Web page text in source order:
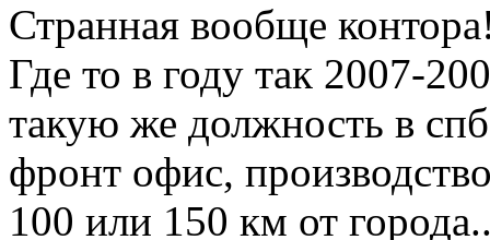
Странная вообще
Где то в году так 2007-
такую же должность в
фронт офис,
100 или 150 км от